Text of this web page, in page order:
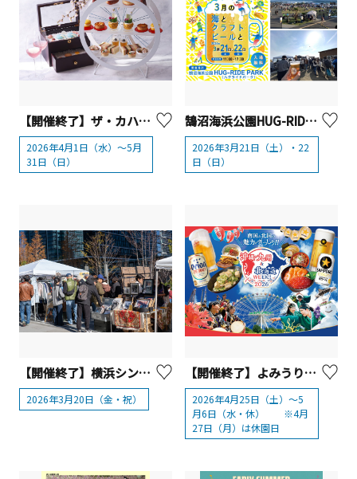
【開催終了】ザ・カハラ・ホテル＆リゾート 横浜「ハワイアンスプリングアフタヌーンティー」
2026年4月1日（水）～5月
31日（日）
鵠沼海浜公園HUG-RIDE PARK（ハグライドパーク）「うみちかマルシェ ～3月の海とクラフトビールと～」
2026年3月21日（土）・22
日（日）
【開催終了】横浜シンフォステージ ゲートプラザ「よこはまウェルネスマルシェ」【横浜市】
2026年3月20日（金・祝）
【開催終了】よみうりランド「沖縄・九州＆北海道WEEK!!2026」
2026年4月25日（土）～5
月6日（水・休） ※4月
27日（月）は休園日